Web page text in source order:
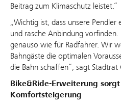
Beitrag zum Klimaschutz leistet.“
„Wichtig ist, dass unsere
und rasche Anbindung
genauso wie für Radfahrer. Wir
Bahngäste die optimalen
die Bahn schaffen“, sagt Stadtrat
Bike&Ride-Erweiterung
Komfortsteigerung